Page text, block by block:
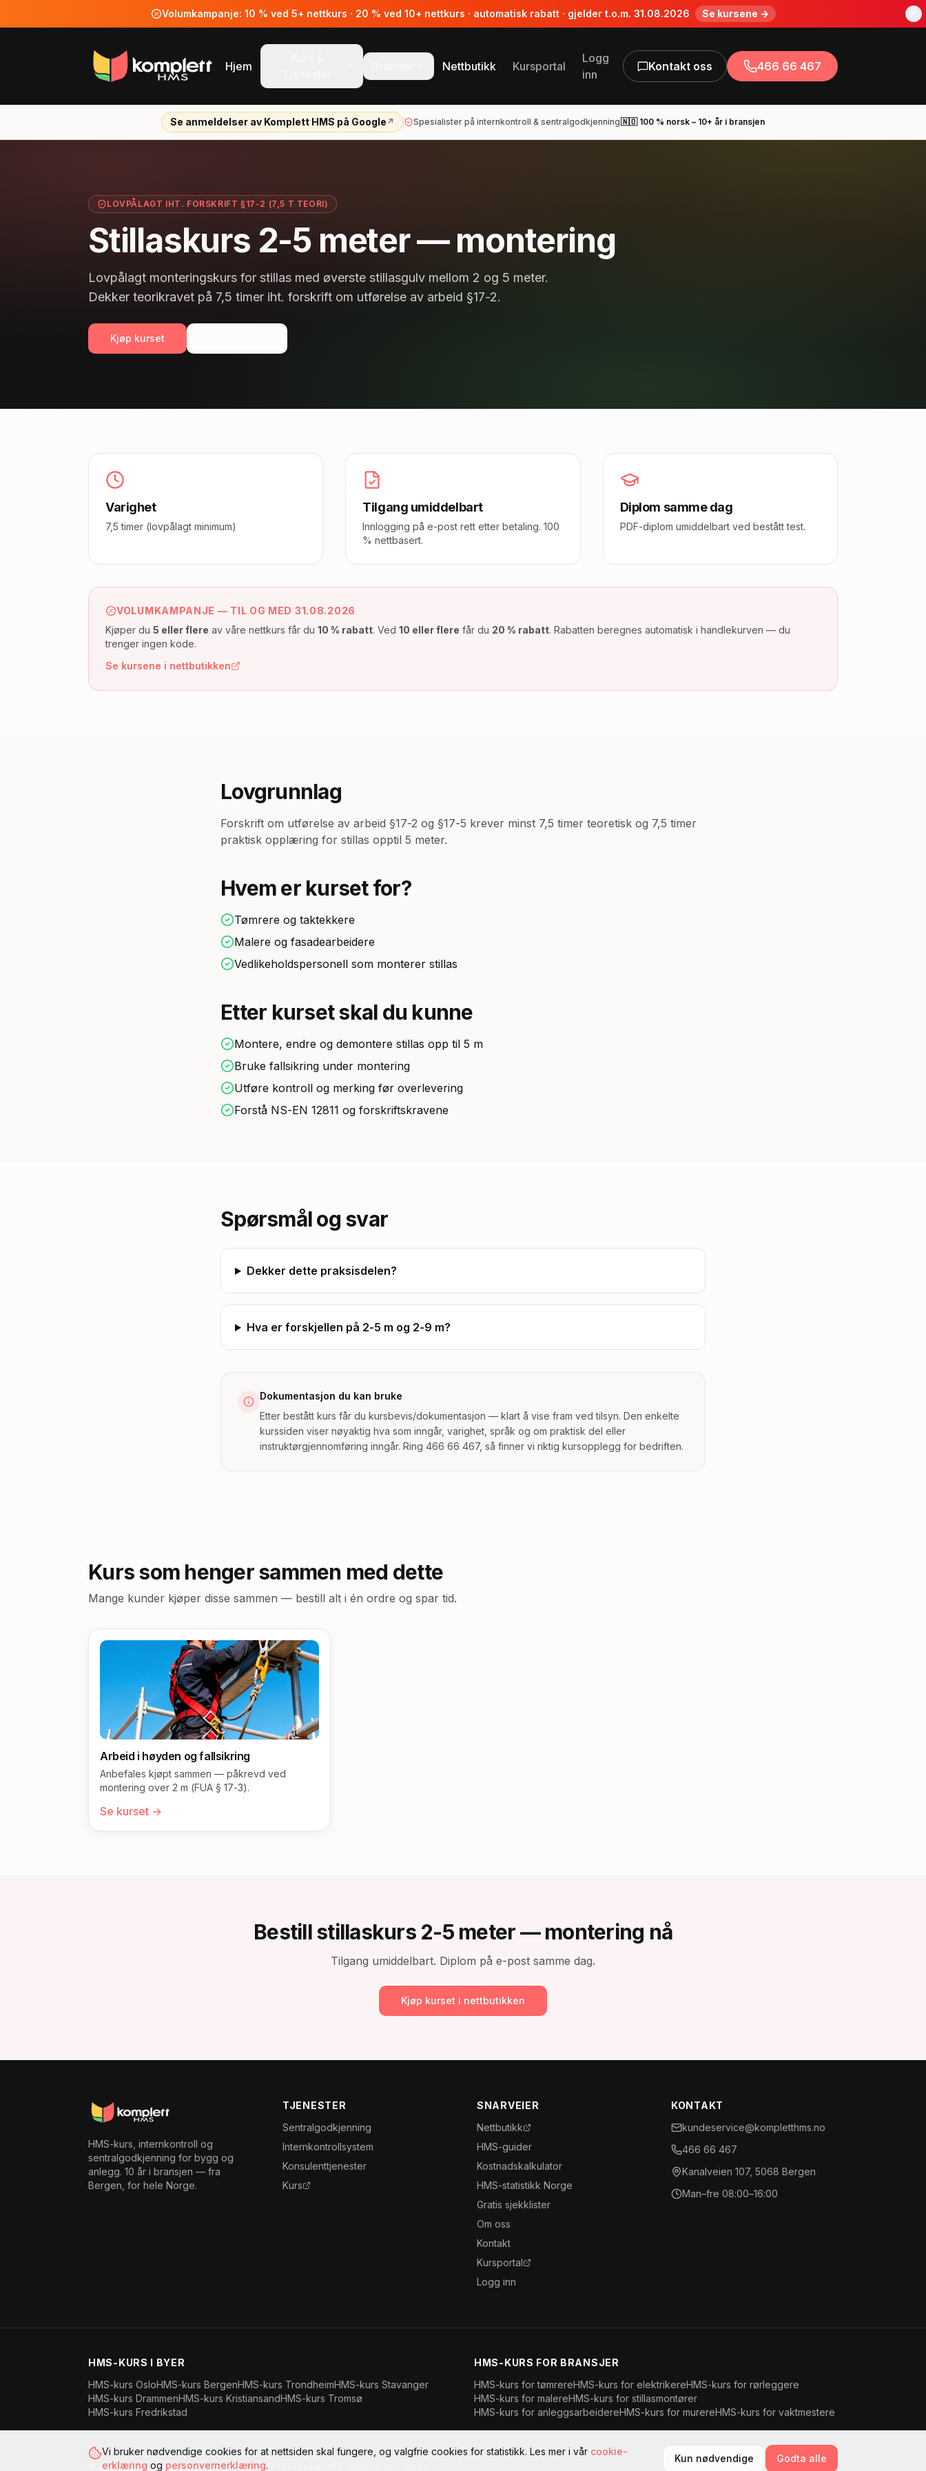
Volumkampanje: 10 % ved 5+ nettkurs · 20 % ved 10+ nettkurs · automatisk rabatt · gjelder t.o.m. 31.08.2026 Se kursene →
Hjem Nettbutikk Kursportal
Logg
inn
Kontakt oss 466 66 467
Se anmeldelser av Komplett HMS på Google ↗ Spesialister på internkontroll & sentralgodkjenning🇳🇴 100 % norsk – 10+ år i bransjen
LOVPÅLAGT IHT. FORSKRIFT §17-2 (7,5 T TEORI)
Stillaskurs 2-5 meter — montering
Lovpålagt monteringskurs for stillas med øverste stillasgulv mellom 2 og 5 meter.
Dekker teorikravet på 7,5 timer iht. forskrift om utførelse av arbeid §17-2.
Kjøp kurset
Varighet
7,5 timer (lovpålagt minimum)
Tilgang umiddelbart
Innlogging på e-post rett etter betaling. 100
% nettbasert.
Diplom samme dag
PDF-diplom umiddelbart ved bestått test.
VOLUMKAMPANJE — TIL OG MED 31.08.2026
Kjøper du 5 eller flere av våre nettkurs får du 10 % rabatt. Ved 10 eller flere får du 20 % rabatt. Rabatten beregnes automatisk i handlekurven — du
trenger ingen kode.
Se kursene i nettbutikken
Lovgrunnlag
Forskrift om utførelse av arbeid §17-2 og §17-5 krever minst 7,5 timer teoretisk og 7,5 timer
praktisk opplæring for stillas opptil 5 meter.
Hvem er kurset for?
Tømrere og taktekkere
Malere og fasadearbeidere
Vedlikeholdspersonell som monterer stillas
Etter kurset skal du kunne
Montere, endre og demontere stillas opp til 5 m
Bruke fallsikring under montering
Utføre kontroll og merking før overlevering
Forstå NS-EN 12811 og forskriftskravene
Spørsmål og svar
Dekker dette praksisdelen?
Hva er forskjellen på 2-5 m og 2-9 m?
Dokumentasjon du kan bruke
Etter bestått kurs får du kursbevis/dokumentasjon — klart å vise fram ved tilsyn. Den enkelte
kurssiden viser nøyaktig hva som inngår, varighet, språk og om praktisk del eller
instruktørgjennomføring inngår. Ring 466 66 467, så finner vi riktig kursopplegg for bedriften.
Kurs som henger sammen med dette
Mange kunder kjøper disse sammen — bestill alt i én ordre og spar tid.
Arbeid i høyden og fallsikring
Anbefales kjøpt sammen — påkrevd ved
montering over 2 m (FUA § 17-3).
Se kurset →
Bestillstillaskurs 2-5 meter — montering nå
Tilgang umiddelbart. Diplom på e-post samme dag.
Kjøp kurset i nettbutikken
HMS-kurs, internkontroll og
sentralgodkjenning for bygg og
anlegg. 10 år i bransjen — fra
Bergen, for hele Norge.
TJENESTER
Sentralgodkjenning
Internkontrollsystem
Konsulenttjenester
Kurs
SNARVEIER
Nettbutikk
HMS-guider
Kostnadskalkulator
HMS-statistikk Norge
Gratis sjekklister
Om oss
Kontakt
Kursportal
Logg inn
KONTAKT
kundeservice@kompletthms.no
466 66 467
Kanalveien 107, 5068 Bergen
Man–fre 08:00–16:00
HMS-KURS I BYER
HMS-kurs OsloHMS-kurs BergenHMS-kurs TrondheimHMS-kurs Stavanger
HMS-kurs DrammenHMS-kurs KristiansandHMS-kurs Tromsø
HMS-kurs Fredrikstad
HMS-KURS FOR BRANSJER
HMS-kurs fortømrereHMS-kurs for elektrikereHMS-kurs for rørleggere
HMS-kurs for malereHMS-kurs for stillasmontører
HMS-kurs for anleggsarbeidereHMS-kurs for murereHMS-kurs for vaktmestere
2026 Komplett HMS AS· Org.nr 918 899 197 Personvern Cookies Kjøpsvilkår
Vi bruker nødvendige cookies for at nettsiden skal fungere, og valgfrie cookies for statistikk. Les mer i vår cookie-
erklæring og personvernerklæring.
Kun nødvendige Godta alle